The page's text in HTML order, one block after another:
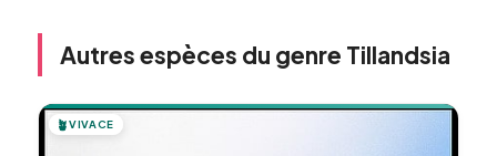
Autres espèces du genre Tillandsia
🪴VIVACE